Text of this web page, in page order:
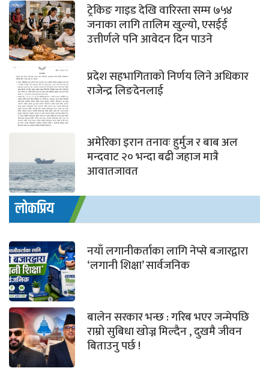
ट्रेकिङ गाइड देखि वारिस्ता सम्म ७५४
जनाका लागि तालिम खुल्यो, एसईई
उत्तीर्णले पनि आवेदन दिन पाउने
प्रदेश सहभागिताको निर्णय लिने अधिकार
राजेन्द्र लिङदेनलाई
अमेरिका इरान तनावः हुर्मुज र बाब अल
मन्दवाट २० भन्दा बढी जहाज मात्रै
आवातजावत
लोकप्रिय
नयाँ लगानीकर्ताका लागि नेप्से बजारद्वारा
‘लगानी शिक्षा’ सार्वजनिक
बालेन सरकार भन्छ : गरिब भएर जन्मेपछि
राम्रो सुबिधा खोज्न मिल्दैन , दुखमै जीवन
बिताउनु पर्छ !